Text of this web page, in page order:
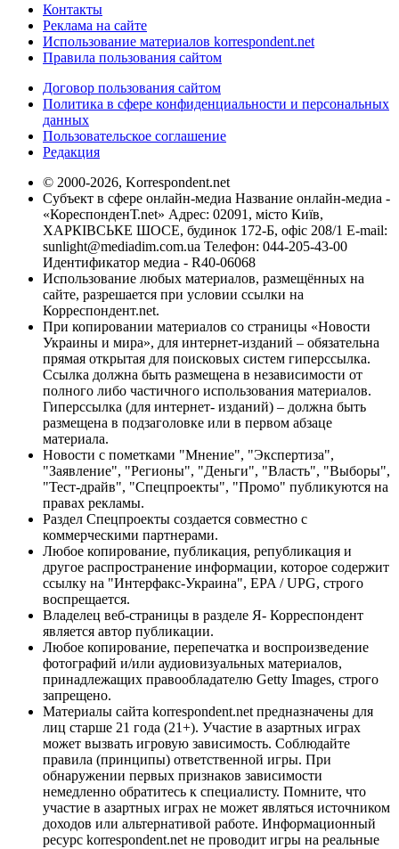
Контакты
Реклама на сайте
Использование материалов korrespondent.net
Правила пользования сайтом
Договор пользования сайтом
Политика в сфере конфиденциальности и персональных
данных
Пользовательское соглашение
Редакция
© 2000-2026, Korrespondent.net
Субъект в сфере онлайн-медиа Название онлайн-медиа -
«КореспонденТ.net» Адрес: 02091, місто Київ,
ХАРКІВСЬКЕ ШОСЕ, будинок 172-Б, офіс 208/1 E-mail:
sunlight@mediadim.com.ua Телефон: 044-205-43-00
Идентификатор медиа - R40-06068
Использование любых материалов, размещённых на
сайте, разрешается при условии ссылки на
Корреспондент.net.
При копировании материалов со страницы «Новости
Украины и мира», для интернет-изданий – обязательна
прямая открытая для поисковых систем гиперссылка.
Ссылка должна быть размещена в независимости от
полного либо частичного использования материалов.
Гиперссылка (для интернет- изданий) – должна быть
размещена в подзаголовке или в первом абзаце
материала.
Новости с пометками "Мнение", "Экспертиза",
"Заявление", "Регионы", "Деньги", "Власть", "Выборы",
"Тест-драйв", "Спецпроекты", "Промо" публикуются на
правах рекламы.
Раздел Спецпроекты создается совместно с
коммерческими партнерами.
Любое копирование, публикация, републикация и
другое распространение информации, которое содержит
ссылку на "Интерфакс-Украина", EPA / UPG, строго
воспрещается.
Владелец веб-страницы в разделе Я- Корреспондент
является автор публикации.
Любое копирование, перепечатка и воспроизведение
фотографий и/или аудиовизуальных материалов,
принадлежащих правообладателю Getty Images, строго
запрещено.
Материалы сайта korrespondent.net предназначены для
лиц старше 21 года (21+). Участие в азартных играх
может вызвать игровую зависимость. Соблюдайте
правила (принципы) ответственной игры. При
обнаружении первых признаков зависимости
немедленно обратитесь к специалисту. Помните, что
участие в азартных играх не может являться источником
доходов или альтернативой работе. Информационный
ресурс korrespondent.net не проводит игры на реальные